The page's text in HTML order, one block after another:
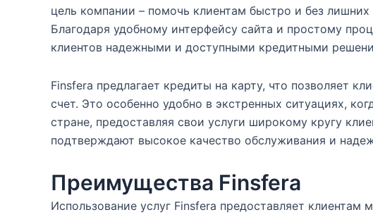
цель компании – помочь клиентам быстро и без
Благодаря удобному интерфейсу сайта и простому
клиентов надежными и доступными кредитными
Finsfera предлагает кредиты на карту, что позволяет
счет. Это особенно удобно в экстренных ситуациях,
стране, предоставляя свои услуги широкому кругу
подтверждают высокое качество обслуживания и
Преимущества Finsfera
Использование услуг Finsfera предоставляет